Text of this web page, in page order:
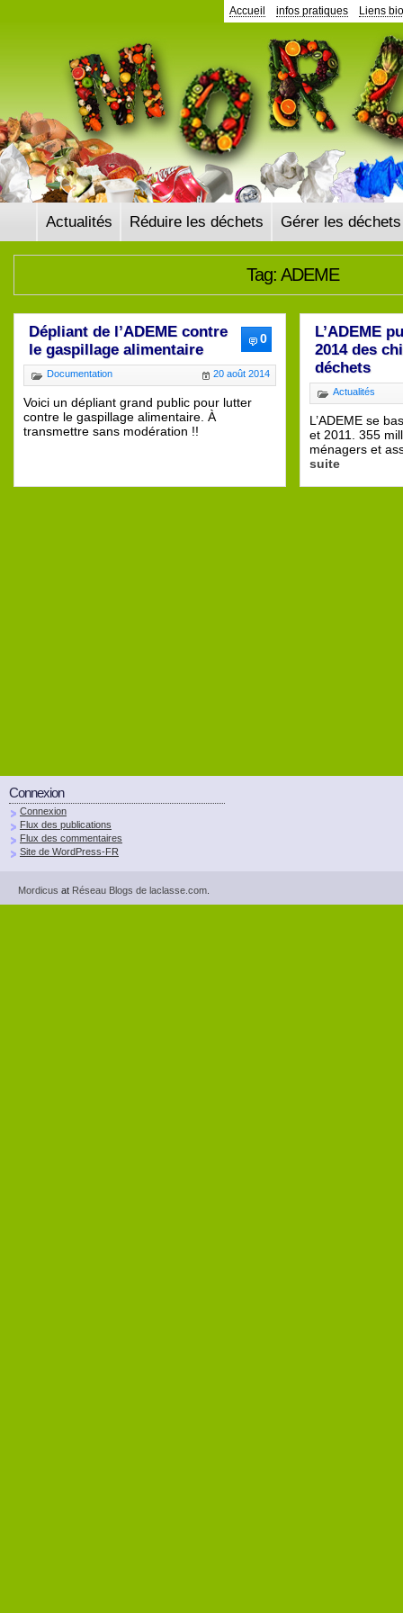
Accueil infos pratiques Liens
Actualités Réduire les déchets Gérer les déchets
Tag: ADEME
0
Dépliant de l’ADEME contre
le gaspillage alimentaire
20 août 2014
Documentation
Voici un dépliant grand public pour lutter
contre le gaspillage alimentaire. À
transmettre sans modération !!
L’ADEME
2014 des
déchets
Actualités
L’ADEME se
et 2011. 355
ménagers et
suite
Connexion
Connexion
Flux des publications
Flux des commentaires
Site de WordPress-FR
Mordicus at Réseau Blogs de laclasse.com